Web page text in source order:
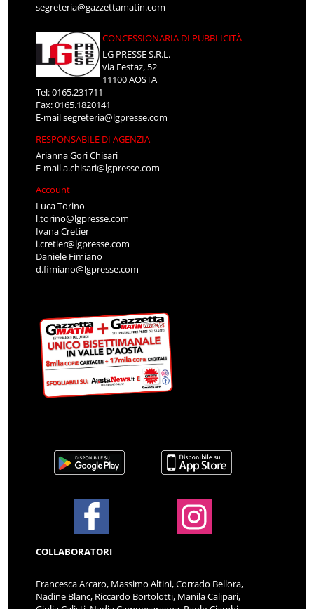
segreteria@gazzettamatin.com
CONCESSIONARIA DI PUBBLICITÀ
LG PRESSE S.R.L.
via Festaz, 52
11100 AOSTA
Tel: 0165.231711
Fax: 0165.1820141
E-mailsegreteria@lgpresse.com
RESPONSABILE DI AGENZIA
Arianna Gori Chisari
E-maila.chisari@lgpresse.com
Account
Luca Torino
l.torino@lgpresse.com
Ivana Cretier
i.cretier@lgpresse.com
Daniele Fimiano
d.fimiano@lgpresse.com
COLLABORATORI
Francesca Arcaro, Massimo Altini, Corrado Bellora,
Nadine Blanc, Riccardo Bortolotti, Manila Calipari,